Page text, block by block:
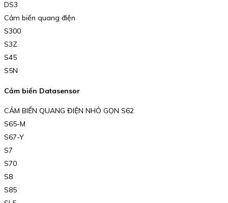
DS3
Cảm biến quang điện
S300
S3Z
S45
S5N
Cảm biến Datasensor
CẢM BIẾN QUANG ĐIỆN NHỎ GỌN S62
S65-M
S67-Y
S7
S70
S8
S85